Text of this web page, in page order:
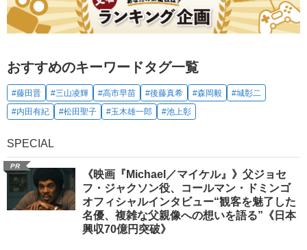
おすすめのキーワードタグ一覧
#藤田晋 #三山凌輝 #高市早苗 #後藤真希 #森岡毅
#城彰二
#内田有紀
#松田聖子 #玉木雄一郎 #池上彰
SPECIAL
PR
《映画『Michael／マイケル』》父ジョセ
フ・ジャクソン役、コールマン・ドミンゴ
オフィシャルインタビュー“観客を魅了した
名優、複雑な父親像への想いを語る”《日本
興収70億円突破》